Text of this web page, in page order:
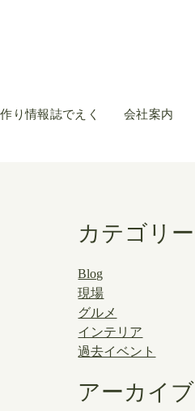
り情報誌でえく 会社案内
カテゴリー
Blog
現場
グルメ
インテリア
過去イベント
アーカイブ